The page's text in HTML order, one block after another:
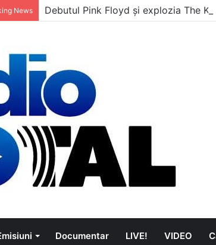
News Debutul Pink Floyd și explozia The
Documentar LIVE! VIDEO